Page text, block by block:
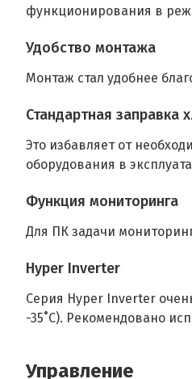
функционирования в
Удобство монтажа
Монтаж стал удобнее
Стандартная заправка
Это избавляет от
оборудования в
Функция мониторинга
Для ПК задачи
Hyper Inverter
Серия Hyper Inverter
-35˚C). Рекомендовано
Управление